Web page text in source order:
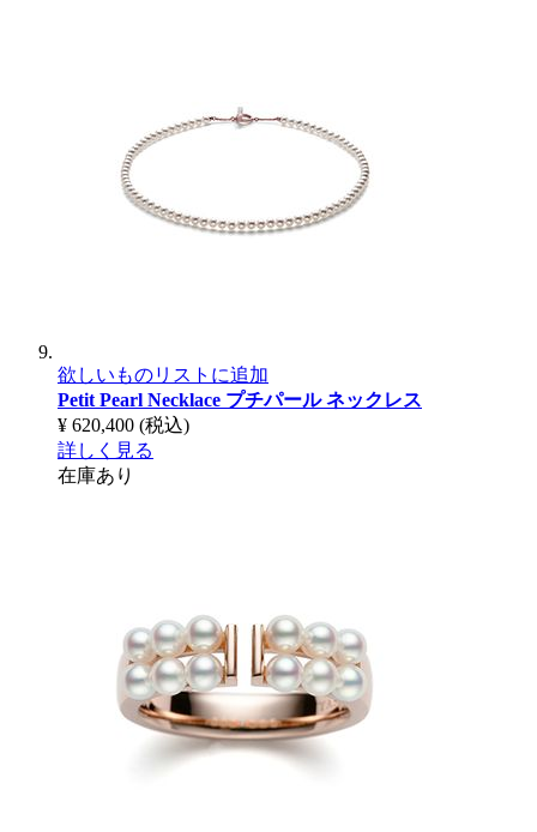
欲しいものリストに追加
Petit Pearl Necklace プチパール ネックレス
¥ 620,400 (税込)
詳しく見る
在庫あり